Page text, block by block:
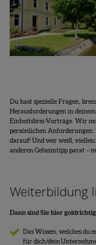
Du hast spezielle Fragen,
Herausforderungen in
Einheitsbrei-Vorträge. Wir
persönlichen Anforderungen.
darauf! Und wer weiß,
anderen Geheimtipp parat –
Weiterbildung
Dann sind Sie hier
Das Wissen, welches du
für dich/dein